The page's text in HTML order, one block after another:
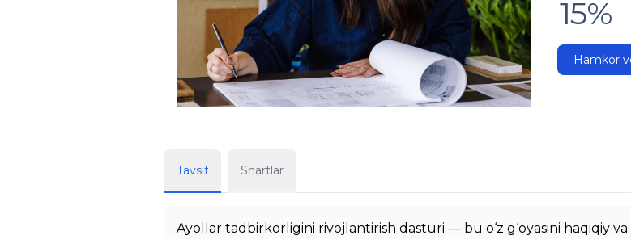
15%
Hamkor
Tavsif Shartlar
Ayollar tadbirkorligini rivojlantirish dasturi — bu o‘z g‘oyasini haqiqiy